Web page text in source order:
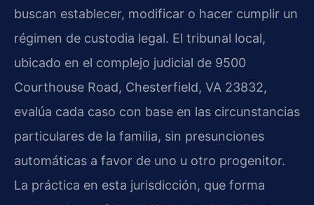
buscan establecer, modificar o hacer cumplir un
régimen de custodia legal. El tribunal local,
ubicado en el complejo judicial de 9500
Courthouse Road, Chesterfield, VA 23832,
evalúa cada caso con base en las circunstancias
particulares de la familia, sin presunciones
automáticas a favor de uno u otro progenitor.
La práctica en esta jurisdicción, que forma